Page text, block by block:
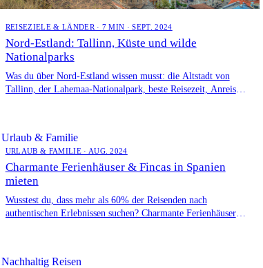
REISEZIELE & LÄNDER · 7 MIN · SEPT. 2024
Nord-Estland: Tallinn, Küste und wilde
Nationalparks
Was du über Nord-Estland wissen musst: die Altstadt von
Tallinn, der Lahemaa-Nationalpark, beste Reisezeit, Anreise
Urlaub & Familie
URLAUB & FAMILIE · AUG. 2024
Charmante Ferienhäuser & Fincas in Spanien
mieten
Wusstest du, dass mehr als 60% der Reisenden nach
authentischen Erlebnissen suchen? Charmante Ferienhäuser
Nachhaltig Reisen